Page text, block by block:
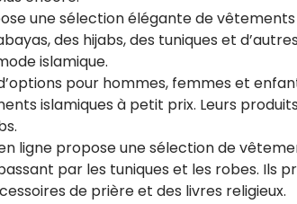
une sélection élégante de
des hijabs, des tuniques et
islamique.
pour hommes, femmes et
islamiques à petit prix. Leurs
ligne propose une sélection de
par les tuniques et les robes. Ils
de prière et des livres religieux.